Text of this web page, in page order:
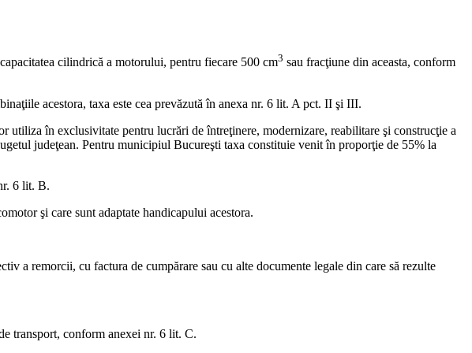
cilindrică a motorului, pentru fiecare 500 cm3 sau fracţiune din aceasta, conform
acestora, taxa este cea prevăzută în anexa nr. 6 lit. A pct. II şi III.
în exclusivitate pentru lucrări de întreţinere, modernizare, reabilitare şi construcţie a
judeţean. Pentru municipiul Bucureşti taxa constituie venit în proporţie de 55% la
6 lit. B.
şi care sunt adaptate handicapului acestora.
a remorcii, cu factura de cumpărare sau cu alte documente legale din care să rezulte
transport, conform anexei nr. 6 lit. C.